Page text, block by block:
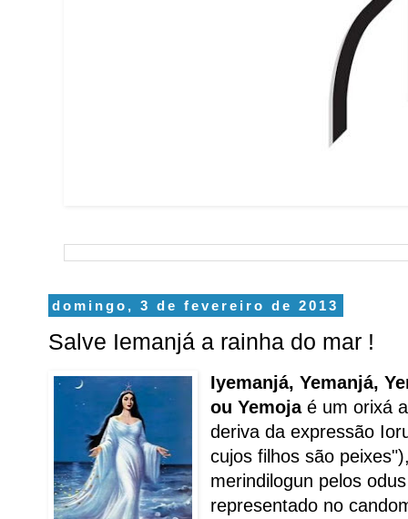
domingo, 3 de fevereiro de 2013
Salve Iemanjá a rainha do mar !
Iyemanjá, Yemanjá,
ou Yemojaé um orixá
deriva da expressão
cujos filhos são
merindilogun pelos
representado no